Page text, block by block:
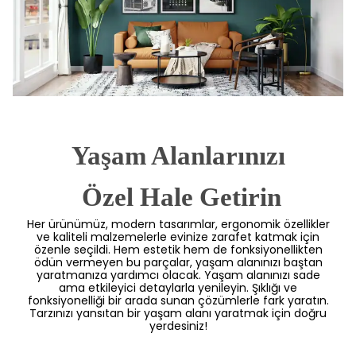
Yaşam Alanlarınızı
Özel Hale Getirin
Her ürünümüz, modern tasarımlar, ergonomik özellikler
ve kaliteli malzemelerle evinize zarafet katmak için
özenle seçildi. Hem estetik hem de fonksiyonellikten
ödün vermeyen bu parçalar, yaşam alanınızı baştan
yaratmanıza yardımcı olacak. Yaşam alanınızı sade
ama etkileyici detaylarla yenileyin. Şıklığı ve
fonksiyonelliği bir arada sunan çözümlerle fark yaratın.
Tarzınızı yansıtan bir yaşam alanı yaratmak için doğru
yerdesiniz!